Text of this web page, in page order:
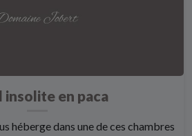
insolite en paca
héberge dans une de ces chambres